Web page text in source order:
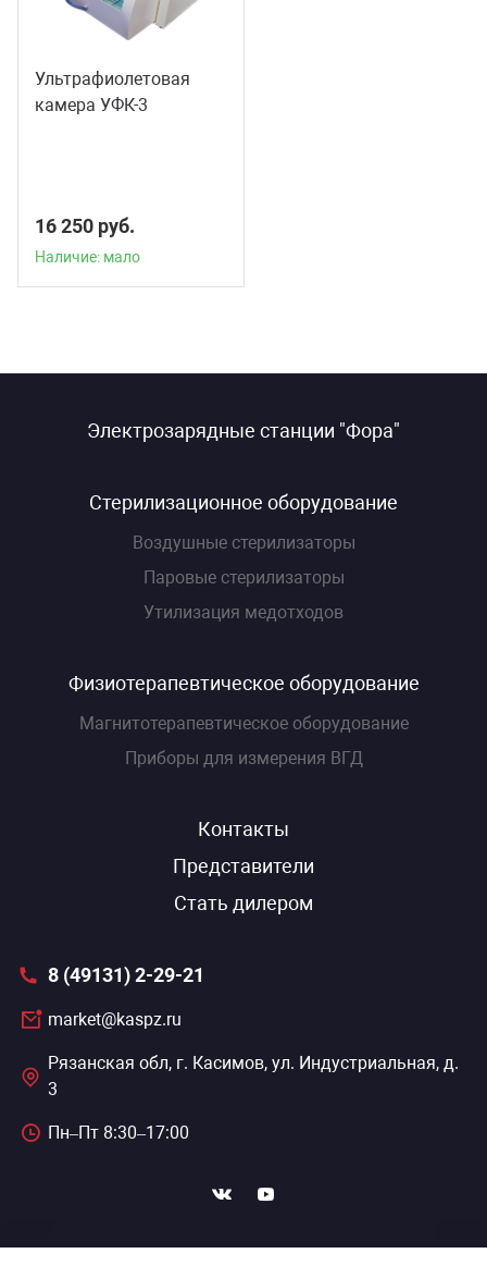
Ультрафиолетовая
камера УФК-3
16 250 руб.
Наличие: мало
Электрозарядные станции "Фора"
Стерилизационное оборудование
Воздушные стерилизаторы
Паровые стерилизаторы
Утилизация медотходов
Физиотерапевтическое оборудование
Магнитотерапевтическое оборудование
Приборы для измерения ВГД
Контакты
Представители
Стать дилером
8 (49131) 2-29-21
market@kaspz.ru
Рязанская обл, г. Касимов, ул. Индустриальная, д.
3
Пн–Пт 8:30–17:00